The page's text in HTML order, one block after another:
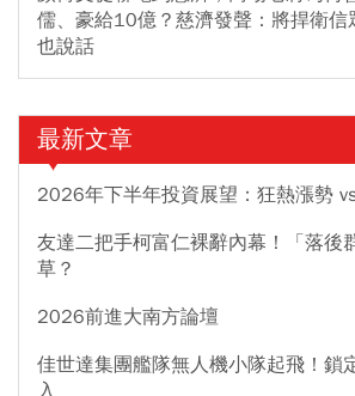
儒、豪給10億？慈濟發聲：將捍衛信
也說話
最新文章
2026年下半年投資展望：狂熱漲勢
友達二把手柯富仁裸辭內幕！「落後
草？
2026前進大南方論壇
佳世達集團艦隊無人機小隊起飛！鎖
入